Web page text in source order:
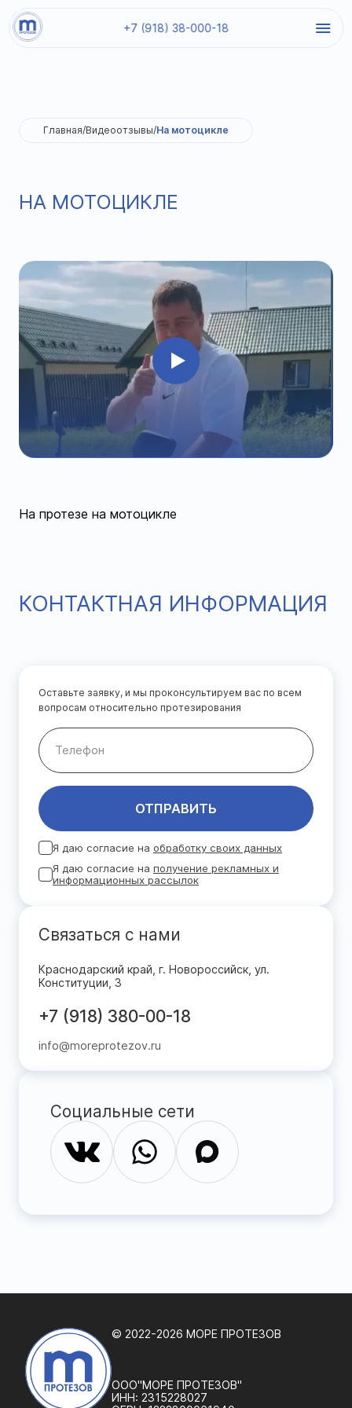
+7 (918) 38-000-18
Главная/Видеоотзывы/На мотоцикле
НА МОТОЦИКЛЕ
На протезе на мотоцикле
КОНТАКТНАЯ ИНФОРМАЦИЯ
Оставьте заявку, и мы проконсультируем вас по всем
вопросам относительно протезирования
ОТПРАВИТЬ
Я даю согласие на обработку своих данных
Я даю согласие на получение рекламных и
информационных рассылок
Связаться с нами
Краснодарский край, г. Новороссийск, ул.
Конституции, 3
+7 (918) 380-00-18
info@moreprotezov.ru
Социальные сети
© 2022-2026 МОРЕ ПРОТЕЗОВ
ООО"МОРЕ ПРОТЕЗОВ"
ИНН: 2315228027